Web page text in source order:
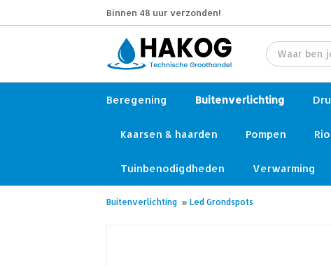
Binnen 48 uur verzonden!
Beregening Buitenverlichting
Kaarsen & haarden Pompen
Tuinbenodigdheden Verwarming
Buitenverlichting » Led Grondspots